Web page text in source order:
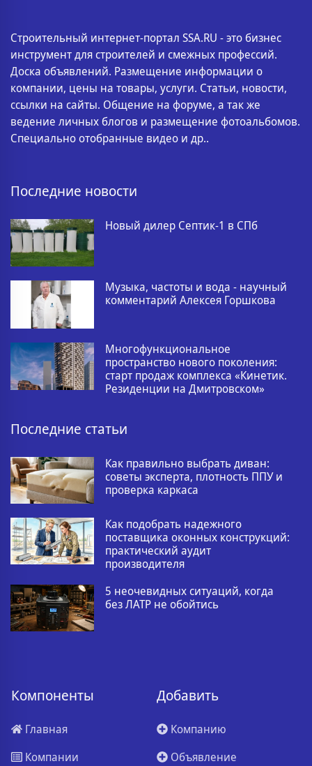
Строительный интернет-портал SSA.RU - это бизнес
инструмент для строителей и смежных профессий.
Доска объявлений. Размещение информации о
компании, цены на товары, услуги. Статьи, новости,
ссылки на сайты. Общение на форуме, а так же
ведение личных блогов и размещение фотоальбомов.
Специально отобранные видео и др..
Последние новости
Новый дилер Септик-1 в СПб
Музыка, частоты и вода - научный
комментарий Алексея Горшкова
Многофункциональное
пространство нового поколения:
старт продаж комплекса «Кинетик.
Резиденции на Дмитровском»
Последние статьи
Как правильно выбрать диван:
советы эксперта, плотность ППУ и
проверка каркаса
Как подобрать надежного
поставщика оконных конструкций:
практический аудит
производителя
5 неочевидных ситуаций, когда
без ЛАТР не обойтись
Компоненты
Главная
Компании
Добавить
Компанию
Объявление